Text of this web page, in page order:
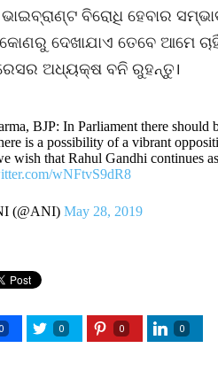
ବିରୋଧି ହେବାର
ଦେଖାଯାଏ ତେବେ ଆମେ
ଅଧ୍ୟକ୍ଷ ବନି ରୁହନ୍ତୁ।
BJP: In Parliament there should
is a possibility of a vibrant
wish that Rahul Gandhi continues
wNFtvS9dR8
(@ANI) May 28, 2019
0 0 0 0